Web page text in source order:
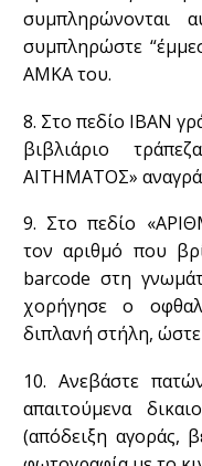
συμπληρώνονται
συμπληρώστε
ΑΜΚΑ του.
8. Στο πεδίο IBAN
βιβλιάριο
ΑΙΤΗΜΑΤΟΣ»
9. Στο πεδίο
τον αριθμό που
barcode στη
χορήγησε ο
διπλανή στήλη, ώστε
10. Ανεβάστε
απαιτούμενα
(απόδειξη αγοράς,